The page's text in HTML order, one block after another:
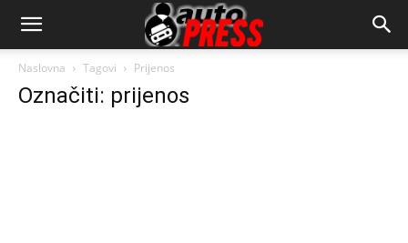
AutopressHR
Naslovna Tagovi Prijenos
Označiti: prijenos